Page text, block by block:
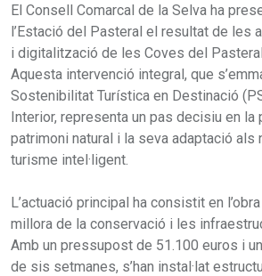
El Consell Comarcal de la Selva ha
l’Estació del Pasteral el resultat de les
i digitalització de les Coves del
Aquesta intervenció integral, que
Sostenibilitat Turística en Destinació
Interior, representa un pas decisiu en la
patrimoni natural i la seva adaptació als
turisme intel·ligent.
L’actuació principal ha consistit en
millora de la conservació i les
Amb un pressupost de 51.100 euros i
de sis setmanes, s’han instal·lat